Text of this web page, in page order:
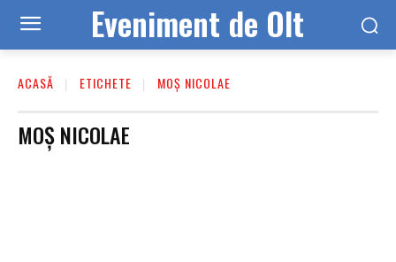
Eveniment de Olt
ACASĂ ETICHETE MOȘ NICOLAE
MOȘ NICOLAE